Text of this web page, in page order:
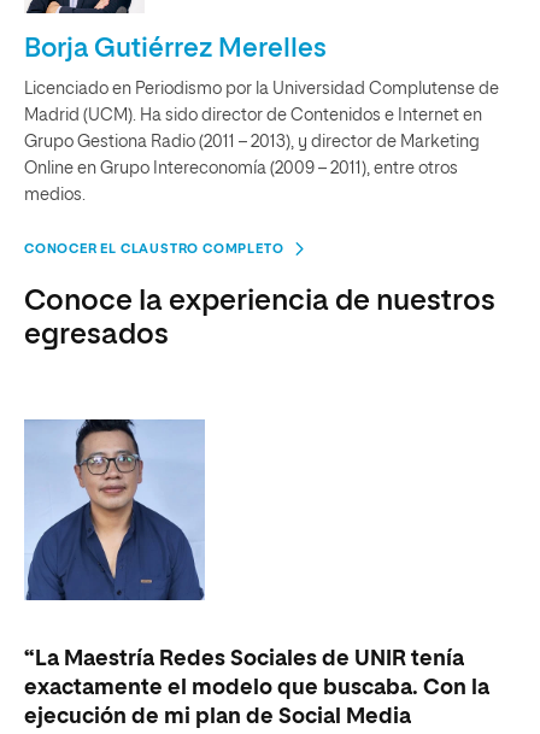
Borja Gutiérrez Merelles
Licenciado en Periodismo por la Universidad Complutense de
Madrid (UCM). Ha sido director de Contenidos e Internet en
Grupo Gestiona Radio (2011 – 2013), y director de Marketing
Online en Grupo Intereconomía (2009 – 2011), entre otros
medios.
CONOCER EL CLAUSTRO COMPLETO
Conoce la experiencia de nuestros
egresados
“La Maestría Redes Sociales de UNIR tenía
exactamente el modelo que buscaba. Con la
ejecución de mi plan de Social Media